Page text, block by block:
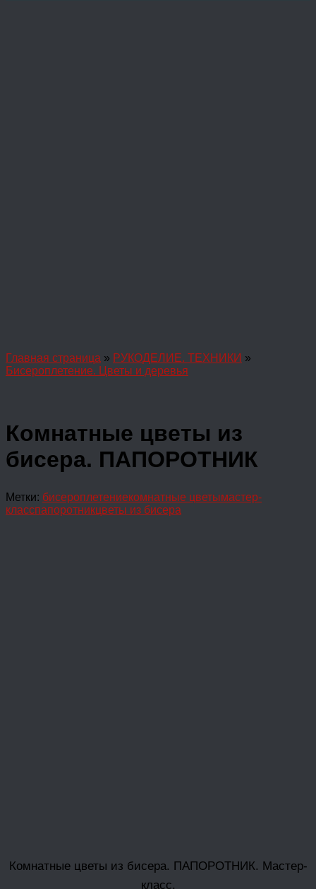
Главная страница » РУКОДЕЛИЕ. ТЕХНИКИ »
Бисероплетение. Цветы и деревья
Комнатные цветы из
бисера. ПАПОРОТНИК
Метки: бисероплетениекомнатные цветымастер-
класспапоротникцветы из бисера
Комнатные цветы из бисера. ПАПОРОТНИК. Мастер-
класс.